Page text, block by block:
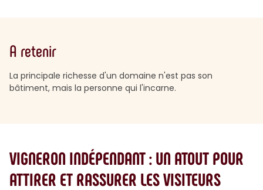
A retenir
La principale richesse d'un domaine n'est pas son
bâtiment, mais la personne qui l'incarne.
VIGNERON INDÉPENDANT : UN ATOUT POUR
ATTIRER ET RASSURER LES VISITEURS